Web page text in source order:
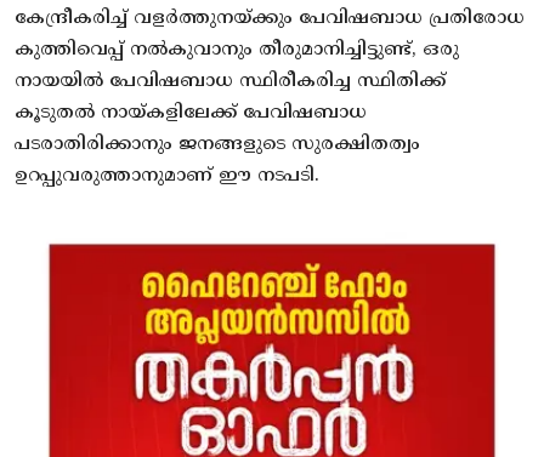
കേന്ദ്രീകരിച്ച് വളർത്തുനയ്ക്കും പേവിഷബാധ പ്രതിരോധ
കുത്തിവെപ്പ് നൽകുവാനും തീരുമാനിച്ചിട്ടുണ്ട്, ഒരു
നായയിൽ പേവിഷബാധ സ്ഥിരീകരിച്ച സ്ഥിതിക്ക്
കൂടുതൽ നായ്കളിലേക്ക് പേവിഷബാധ
പടരാതിരിക്കാനും ജനങ്ങളുടെ സുരക്ഷിതത്വം
ഉറപ്പുവരുത്താനുമാണ് ഈ നടപടി.